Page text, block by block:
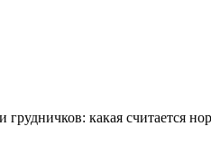
какая считается